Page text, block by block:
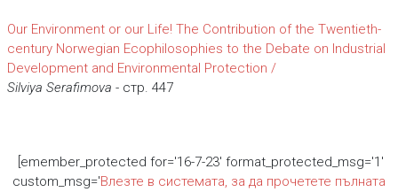
Our Environment or our Life! The Contribution of the Twentieth-
century Norwegian Ecophilosophies to the Debate on Industrial
Development and Environmental Protection /
Silviya Serafimova - стр. 447
[emember_protected for='16-7-23' format_protected_msg='1'
custom_msg='Влезте в системата, за да прочетете пълната